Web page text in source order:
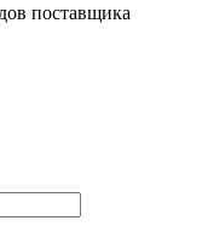
поставщика